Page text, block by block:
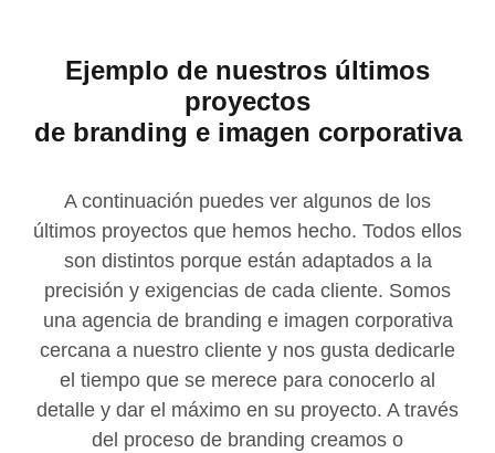
Ejemplo de nuestros últimos
proyectos
de branding e imagen corporativa
A continuación puedes ver algunos de los
últimos proyectos que hemos hecho. Todos ellos
son distintos porque están adaptados a la
precisión y exigencias de cada cliente. Somos
una agencia de branding e imagen corporativa
cercana a nuestro cliente y nos gusta dedicarle
el tiempo que se merece para conocerlo al
detalle y dar el máximo en su proyecto. A través
del proceso de branding creamos o